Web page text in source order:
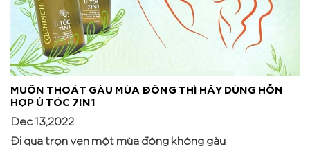
MUỐN THOÁT GÀU MÙA ĐÔNG THÌ HÃY DÙNG HỖN
HỢP Ủ TÓC 7IN1
Dec 13,2022
Đi qua trọn vẹn một mùa đông không gàu